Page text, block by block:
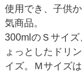
使用でき、子供
気商品。
300mlのＳサイ
ょっとしたドリ
イズ。Ｍサイズ